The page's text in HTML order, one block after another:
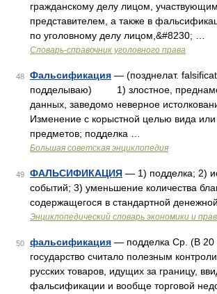
гражданскому делу лицом,
представителем, а также в
по уголовному делу лицом,&#8230; …
Словарь-справочник уголовного права
48 Фальсификация — (позднелат.
подделываю) 1) злостное,
данных, заведомо неверное
Изменение с корыстной целью вида или
предметов; подделка …
Большая советская энциклопедия
49 ФАЛЬСИФИКАЦИЯ — 1) подделка; 2)
событий; 3) уменьшение количества
содержащегося в стандартной
Энциклопедический словарь экономики и
50 фальсификация — подделка Ср. (В 20
государство считало полезным
русских товаров, идущих за границу,
фальсификации и вообще торговой